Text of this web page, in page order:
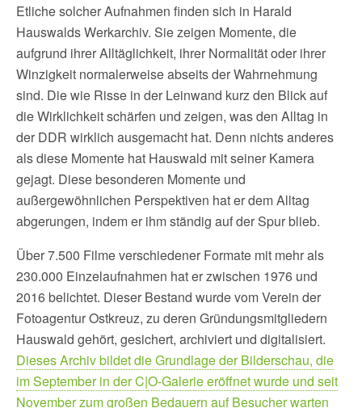
Etliche solcher Aufnahmen finden sich in Harald
Hauswalds Werkarchiv. Sie zeigen Momente, die
aufgrund ihrer Alltäglichkeit, ihrer Normalität oder ihrer
Winzigkeit normalerweise abseits der Wahrnehmung
sind. Die wie Risse in der Leinwand kurz den Blick auf
die Wirklichkeit schärfen und zeigen, was den Alltag in
der DDR wirklich ausgemacht hat. Denn nichts anderes
als diese Momente hat Hauswald mit seiner Kamera
gejagt. Diese besonderen Momente und
außergewöhnlichen Perspektiven hat er dem Alltag
abgerungen, indem er ihm ständig auf der Spur blieb.
Über 7.500 Filme verschiedener Formate mit mehr als
230.000 Einzelaufnahmen hat er zwischen 1976 und
2016 belichtet. Dieser Bestand wurde vom Verein der
Fotoagentur Ostkreuz, zu deren Gründungsmitgliedern
Hauswald gehört, gesichert, archiviert und digitalisiert.
Dieses Archiv bildet die Grundlage der Bilderschau, die
im September in der C|O-Galerie eröffnet wurde und seit
November zum großen Bedauern auf Besucher warten